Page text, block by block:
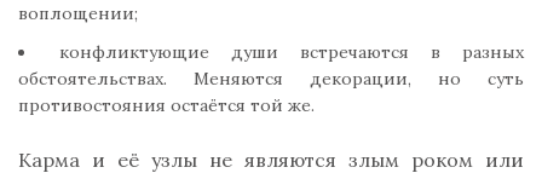
воплощении;
конфликтующие души встречаются в разных
обстоятельствах. Меняются декорации, но суть
противостояния остаётся той же.
Карма и её узлы не являются злым роком или